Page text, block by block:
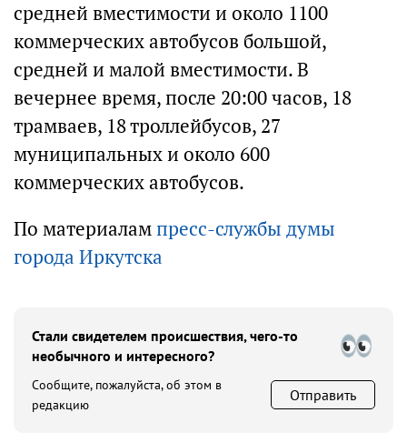
средней вместимости и около 1100
коммерческих автобусов большой,
средней и малой вместимости. В
вечернее время, после 20:00 часов, 18
трамваев, 18 троллейбусов, 27
муниципальных и около 600
коммерческих автобусов.
По материалампресс-службы думы
города Иркутска
Стали свидетелем происшествия, чего-то
необычного и интересного?
Сообщите, пожалуйста, об этом в
редакцию
Отправить